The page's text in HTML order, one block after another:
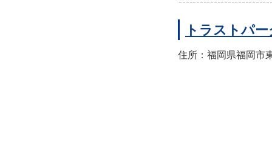
トラストパ
住所：福岡県福岡市